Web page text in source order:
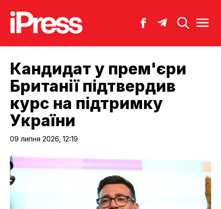
Кандидат у прем'єри
Британії підтвердив
курс на підтримку
України
09 липня 2026, 12:19